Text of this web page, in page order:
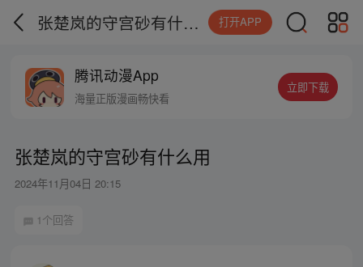
张楚岚的守宫砂有什么用 打开APP
腾讯动漫App
海量正版漫画畅快看
立即下载
张楚岚的守宫砂有什么用
2024年11月04日 20:15
1个回答